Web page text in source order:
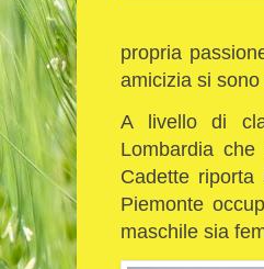
propria
amicizia si
A livello di
Lombardia
Cadette
Piemonte
maschile sia